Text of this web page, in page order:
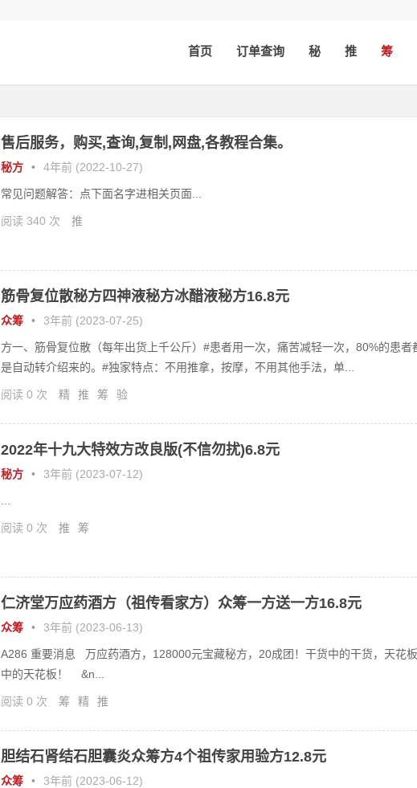
首页 订单查询 秘 推 筹
售后服务，购买,查询,复制,网盘,各教程合集。
秘方 • 4年前 (2022-10-27)
常见问题解答：点下面名字进相关页面...
阅读 340 次 推
筋骨复位散秘方四神液秘方冰醋液秘方16.8元
众筹 • 3年前 (2023-07-25)
方一、筋骨复位散（每年出货上千公斤）#患者用一次，痛苦减轻一次，80%的患者
是自动转介绍来的。#独家特点：不用推拿，按摩，不用其他手法，单...
阅读 0 次 精 推 筹 验
2022年十九大特效方改良版(不信勿扰)6.8元
秘方 • 3年前 (2023-07-12)
阅读 0 次 推 筹
仁济堂万应药酒方（祖传看家方）众筹一方送一方16.8元
众筹 • 3年前 (2023-06-13)
A286 重要消息️ ️ ️ 万应药酒方，128000元宝藏秘方，20成团！干货中的干货，天花板
中的天花板！ &n...
阅读 0 次 筹 精 推
胆结石肾结石胆囊炎众筹方4个祖传家用验方12.8元
众筹 • 3年前 (2023-06-12)